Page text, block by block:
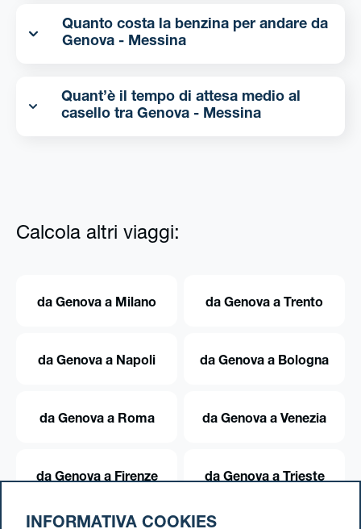
Quanto costa la benzina per andare da
Genova - Messina
Quant’è il tempo di attesa medio al
casello tra Genova - Messina
Calcola altri viaggi:
da Genova a Milano da Genova a Trento
da Genova a Napoli da Genova a Bologna
da Genova a Roma da Genova a Venezia
da Genova a Firenze da Genova a Trieste
INFORMATIVA COOKIES